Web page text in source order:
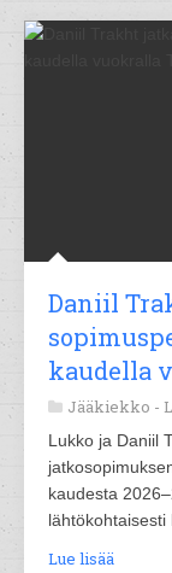
Daniil
kaudella
Jääkiekko -
Lukko ja Daniil
kaudesta
lähtökohtaisesti
Lue lisää